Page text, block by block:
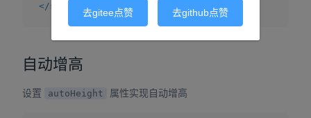
</script >
自动增高
设置 autoHeight 属性实现自动增高
去gitee点赞 去github点赞